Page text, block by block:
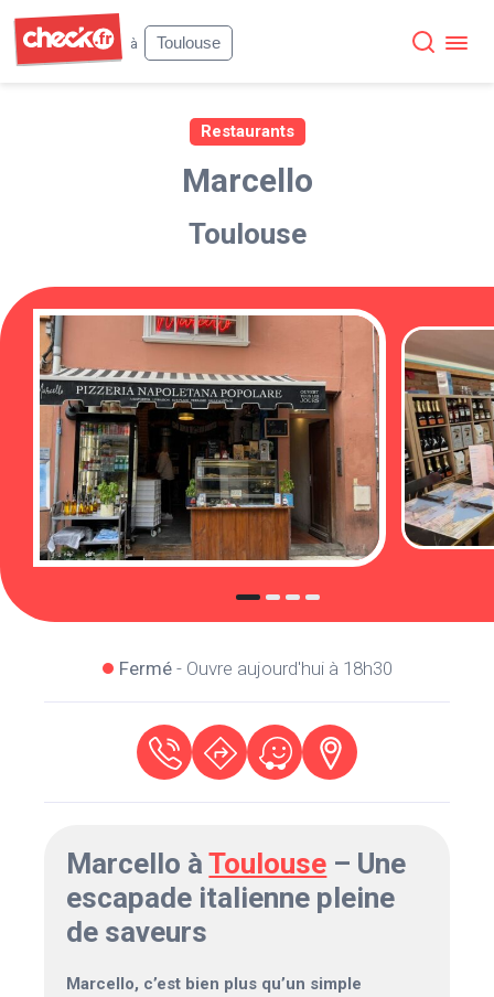
à
Toulouse
Restaurants
Marcello
Toulouse
Fermé- Ouvre aujourd'hui à 18h30
Marcello àToulouse – Une
escapade italienne pleine
de saveurs
Marcello, c’est bien plus qu’un simple